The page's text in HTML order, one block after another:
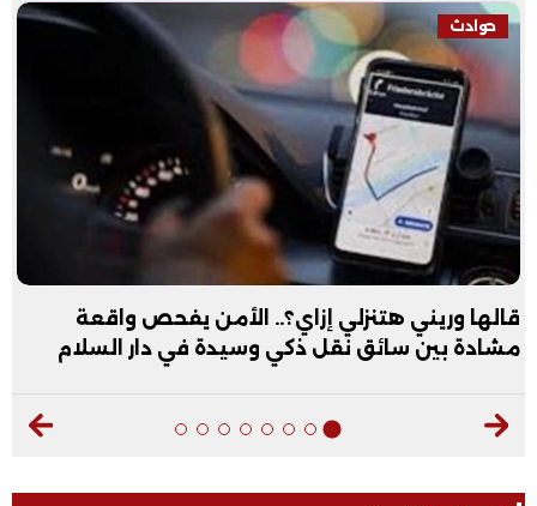
حوادث
قالها وريني هتنزلي إزاي؟.. الأمن يفحص واقعة
مشادة بين سائق نقل ذكي وسيدة في دار السلام